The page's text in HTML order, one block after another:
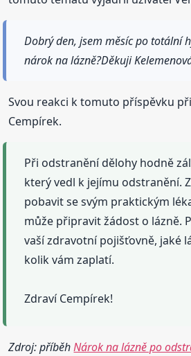
Dobrý den, jsem měsíc po totální
nárok na lázně?Děkuji
Svou reakci k tomuto příspěvku
Cempírek.
Při odstranění dělohy hodně
který vedl k jejímu odstranění.
pobavit se svým praktickým
může připravit žádost o lázně.
vaší zdravotní pojišťovně, jaké
kolik vám zaplatí.
Zdraví Cempírek!
Zdroj: příběhNárok na lázně po